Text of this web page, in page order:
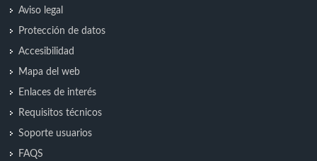
Aviso legal
Protección de datos
Accesibilidad
Mapa del web
Enlaces de interés
Requisitos técnicos
Soporte usuarios
FAQS